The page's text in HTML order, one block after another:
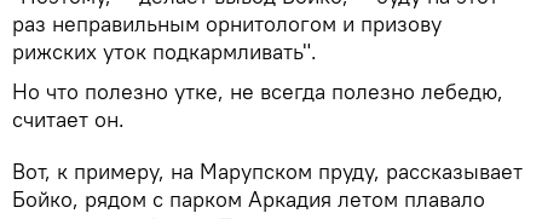
раз неправильным орнитологом и призову
рижских уток подкармливать".
Но что полезно утке, не всегда полезно лебедю,
считает он.
Вот, к примеру, на Марупском пруду, рассказывает
Бойко, рядом с парком Аркадия летом плавало